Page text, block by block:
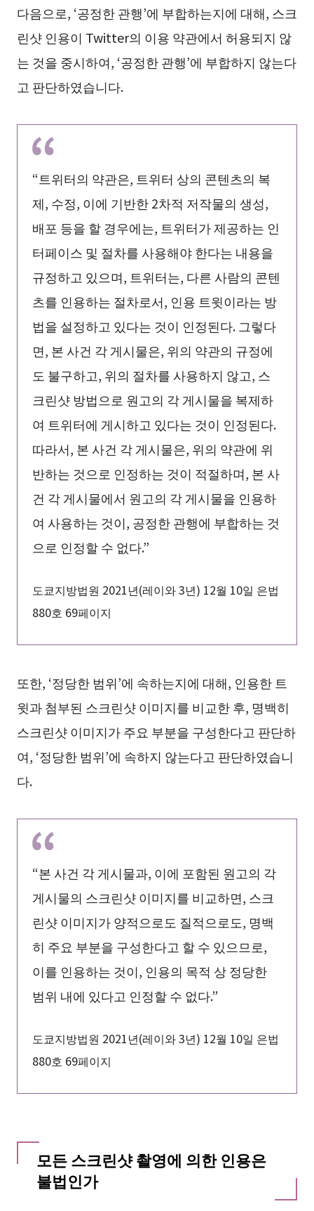
다음으로, ‘공정한 관행’에 부합하는지에 대해, 스크
린샷 인용이 Twitter의 이용 약관에서 허용되지 않
는 것을 중시하여, ‘공정한 관행’에 부합하지 않는다
고 판단하였습니다.
“트위터의 약관은, 트위터 상의 콘텐츠의 복
제, 수정, 이에 기반한 2차적 저작물의 생성,
배포 등을 할 경우에는, 트위터가 제공하는 인
터페이스 및 절차를 사용해야 한다는 내용을
규정하고 있으며, 트위터는, 다른 사람의 콘텐
츠를 인용하는 절차로서, 인용 트윗이라는 방
법을 설정하고 있다는 것이 인정된다. 그렇다
면, 본 사건 각 게시물은, 위의 약관의 규정에
도 불구하고, 위의 절차를 사용하지 않고, 스
크린샷 방법으로 원고의 각 게시물을 복제하
여 트위터에 게시하고 있다는 것이 인정된다.
따라서, 본 사건 각 게시물은, 위의 약관에 위
반하는 것으로 인정하는 것이 적절하며, 본 사
건 각 게시물에서 원고의 각 게시물을 인용하
여 사용하는 것이, 공정한 관행에 부합하는 것
으로 인정할 수 없다.”
도쿄지방법원 2021년(레이와 3년) 12월 10일 은법
880호 69페이지
또한, ‘정당한 범위’에 속하는지에 대해, 인용한 트
윗과 첨부된 스크린샷 이미지를 비교한 후, 명백히
스크린샷 이미지가 주요 부분을 구성한다고 판단하
여, ‘정당한 범위’에 속하지 않는다고 판단하였습니
다.
“본 사건 각 게시물과, 이에 포함된 원고의 각
게시물의 스크린샷 이미지를 비교하면, 스크
린샷 이미지가 양적으로도 질적으로도, 명백
히 주요 부분을 구성한다고 할 수 있으므로,
이를 인용하는 것이, 인용의 목적 상 정당한
범위 내에 있다고 인정할 수 없다.”
도쿄지방법원 2021년(레이와 3년) 12월 10일 은법
880호 69페이지
모든 스크린샷 촬영에 의한 인용은
불법인가